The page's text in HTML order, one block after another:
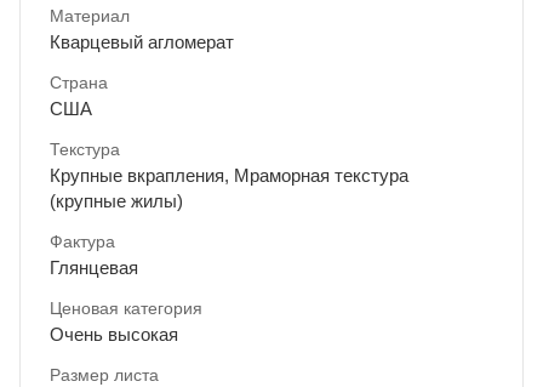
Материал
Кварцевый агломерат
Страна
США
Текстура
Крупные вкрапления, Мраморная текстура
(крупные жилы)
Фактура
Глянцевая
Ценовая категория
Очень высокая
Размер листа